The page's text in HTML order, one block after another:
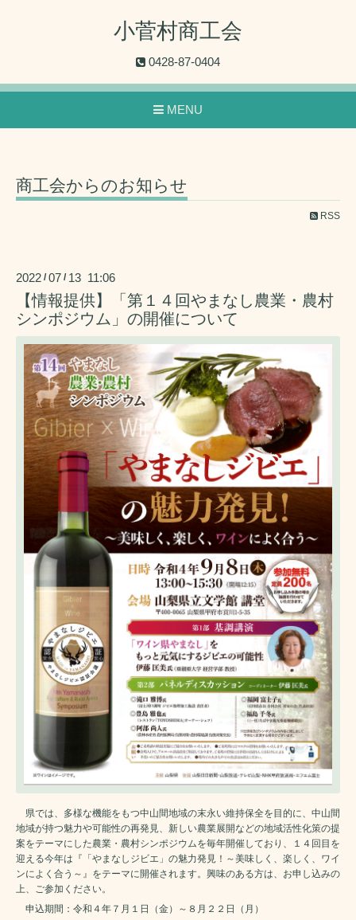
小菅村商工会
0428-87-0404
MENU
商工会からのお知らせ
RSS
2022 /07 / 13 11:06
【情報提供】「第１４回やまなし農業・農村
シンポジウム」の開催について
県では、多様な機能をもつ中山間地域の末永い維持保全を目的に、中山間
地域が持つ魅力や可能性の再発見、新しい農業展開などの地域活性化策の提
案をテーマにした農業・農村シンポジウムを毎年開催しており、１４回目を
迎える今年は『「やまなしジビエ」の魅力発見！～美味しく、楽しく、ワイ
ンによく合う～』をテーマに開催されます。興味のある方は、お申し込みの
上、ご参加ください。
申込期間：令和４年７月１日（金）～８月２２日（月）